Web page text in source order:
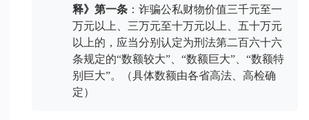
释》第一条 ：诈骗公私财物价值三千元至一
万元以上、三万元至十万元以上、五十万元
以上的，应当分别认定为刑法第二百六十六
条规定的“数额较大”、“数额巨大”、“数额特
别巨大”。（具体数额由各省高法、高检确
定）